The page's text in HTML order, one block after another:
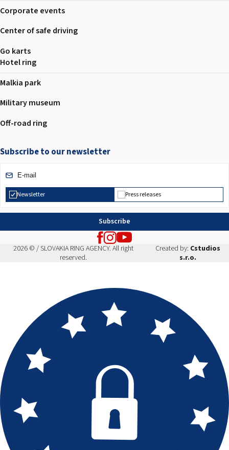
Corporate events
Center of safe driving
Go karts
Hotel ring
Malkia park
Military museum
Off-road ring
Subscribe to our newsletter
Newsletter Press releases
Subscribe
2026 © / SLOVAKIA RING AGENCY. All right
reserved.
Created by: Cstudios
s.r.o.